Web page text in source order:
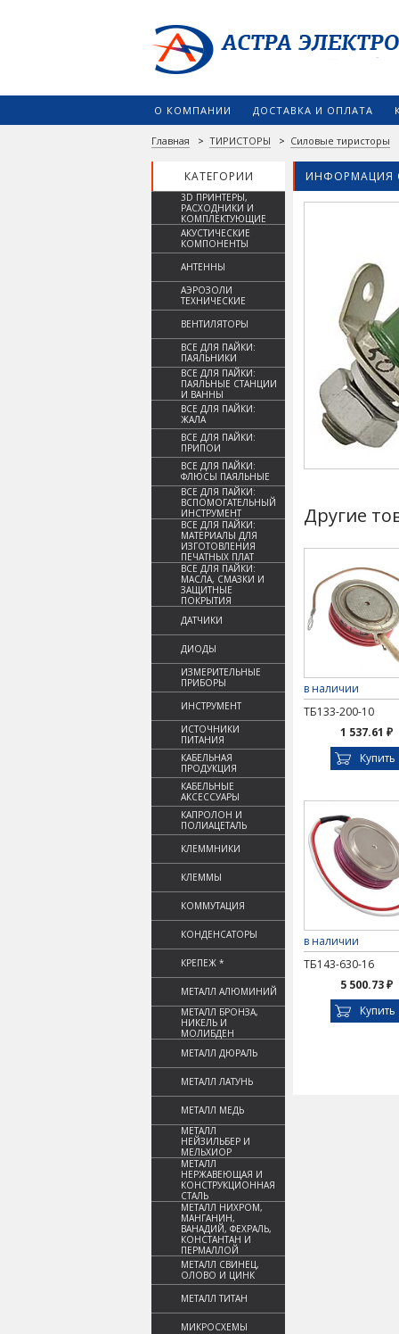
О КОМПАНИИ ДОСТАВКА И ОПЛАТА
Главная > ТИРИСТОРЫ > Силовые тиристоры
КАТЕГОРИИ ИНФОРМАЦИЯ
3D ПРИНТЕРЫ,
РАСХОДНИКИ И
КОМПЛЕКТУЮЩИЕ
АКУСТИЧЕСКИЕ
КОМПОНЕНТЫ
АНТЕННЫ
АЭРОЗОЛИ
ТЕХНИЧЕСКИЕ
ВЕНТИЛЯТОРЫ
ВСЕ ДЛЯ ПАЙКИ:
ПАЯЛЬНИКИ
ВСЕ ДЛЯ ПАЙКИ:
ПАЯЛЬНЫЕ СТАНЦИИ
И ВАННЫ
ВСЕ ДЛЯ ПАЙКИ:
ЖАЛА
ВСЕ ДЛЯ ПАЙКИ:
ПРИПОИ
ВСЕ ДЛЯ ПАЙКИ:
ФЛЮСЫ ПАЯЛЬНЫЕ
ВСЕ ДЛЯ ПАЙКИ:
ВСПОМОГАТЕЛЬНЫЙ
ИНСТРУМЕНТ
ВСЕ ДЛЯ ПАЙКИ:
МАТЕРИАЛЫ ДЛЯ
ИЗГОТОВЛЕНИЯ
ПЕЧАТНЫХ ПЛАТ
ВСЕ ДЛЯ ПАЙКИ:
МАСЛА, СМАЗКИ И
ЗАЩИТНЫЕ
ПОКРЫТИЯ
ДАТЧИКИ
ДИОДЫ
ИЗМЕРИТЕЛЬНЫЕ
ПРИБОРЫ
ИНСТРУМЕНТ
ИСТОЧНИКИ
ПИТАНИЯ
КАБЕЛЬНАЯ
ПРОДУКЦИЯ
КАБЕЛЬНЫЕ
АКСЕССУАРЫ
КАПРОЛОН И
ПОЛИАЦЕТАЛЬ
КЛЕММНИКИ
КЛЕММЫ
КОММУТАЦИЯ
КОНДЕНСАТОРЫ
КРЕПЕЖ *
МЕТАЛЛ АЛЮМИНИЙ
МЕТАЛЛ БРОНЗА,
НИКЕЛЬ И
МОЛИБДЕН
МЕТАЛЛ ДЮРАЛЬ
МЕТАЛЛ ЛАТУНЬ
МЕТАЛЛ МЕДЬ
МЕТАЛЛ
НЕЙЗИЛЬБЕР И
МЕЛЬХИОР
МЕТАЛЛ
НЕРЖАВЕЮЩАЯ И
КОНСТРУКЦИОННАЯ
СТАЛЬ
МЕТАЛЛ НИХРОМ,
МАНГАНИН,
ВАНАДИЙ, ФЕХРАЛЬ,
КОНСТАНТАН И
ПЕРМАЛЛОЙ
МЕТАЛЛ СВИНЕЦ,
ОЛОВО И ЦИНК
МЕТАЛЛ ТИТАН
МИКРОСХЕМЫ
Другие
в наличии
ТБ133-200-10
1 537.61 ₽
Купить
в наличии
ТБ143-630-16
5 500.73 ₽
Купить